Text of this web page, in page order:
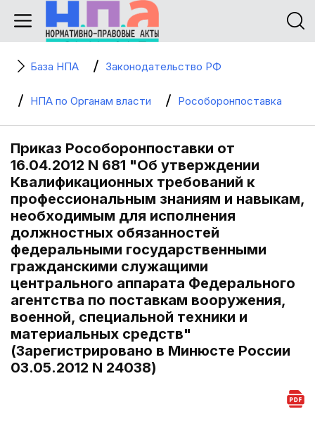
База НПА Законодательство РФ
НПА по Органам власти Рособоронпоставка
Приказ Рособоронпоставки от
16.04.2012 N 681 "Об утверждении
Квалификационных требований к
профессиональным знаниям и навыкам,
необходимым для исполнения
должностных обязанностей
федеральными государственными
гражданскими служащими
центрального аппарата Федерального
агентства по поставкам вооружения,
военной, специальной техники и
материальных средств"
(Зарегистрировано в Минюсте России
03.05.2012 N 24038)